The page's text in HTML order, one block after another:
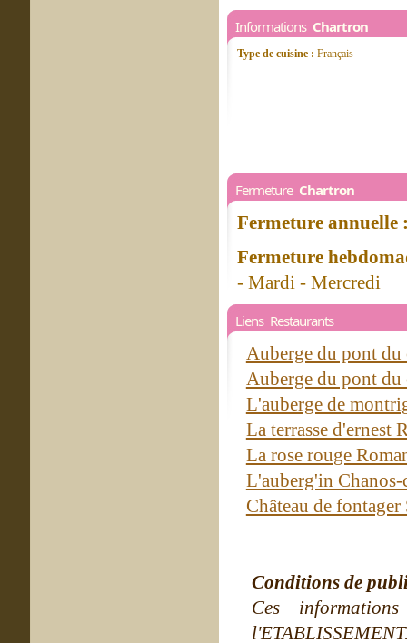
Informations Chartron
Type de cuisine : Français
Fermeture Chartron
Fermeture annuelle
Fermeture
- Mardi - Mercredi
Liens Restaurants
Auberge du pont
Auberge du pont
L'auberge de
La terrasse d'ernest
La rose rouge
L'auberg'in
Château de
Conditions de
Ces